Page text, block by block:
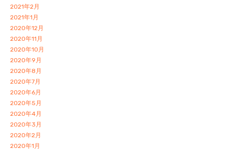
2021年2月
2021年1月
2020年12月
2020年11月
2020年10月
2020年9月
2020年8月
2020年7月
2020年6月
2020年5月
2020年4月
2020年3月
2020年2月
2020年1月